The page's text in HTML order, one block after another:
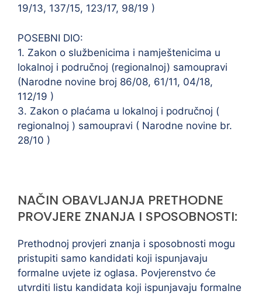
19/13, 137/15, 123/17, 98/19 )
POSEBNI DIO:
1. Zakon o službenicima i namještenicima u
lokalnoj i područnoj (regionalnoj) samoupravi
(Narodne novine broj 86/08, 61/11, 04/18,
112/19 )
3. Zakon o plaćama u lokalnoj i područnoj (
regionalnoj ) samoupravi ( Narodne novine br.
28/10 )
NAČIN OBAVLJANJA PRETHODNE
PROVJERE ZNANJA I SPOSOBNOSTI:
Prethodnoj provjeri znanja i sposobnosti mogu
pristupiti samo kandidati koji ispunjavaju
formalne uvjete iz oglasa. Povjerenstvo će
utvrditi listu kandidata koji ispunjavaju formalne